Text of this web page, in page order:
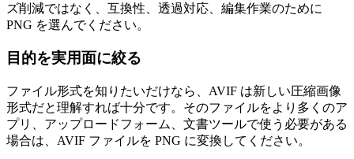
ズ削減ではなく、互換性、透過対応、編集作業のために
PNG を選んでください。
目的を実用面に絞る
ファイル形式を知りたいだけなら、AVIF は新しい圧縮画像
形式だと理解すれば十分です。そのファイルをより多くのア
プリ、アップロードフォーム、文書ツールで使う必要がある
場合は、AVIF ファイルを PNG に変換してください。